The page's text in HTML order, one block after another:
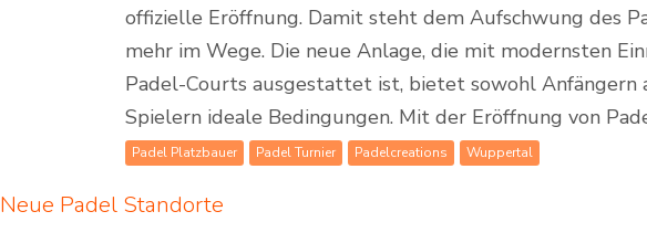
offizielle Eröffnung. Damit steht dem Aufschwung des
mehr im Wege. Die neue Anlage, die mit modernsten
Padel-Courts ausgestattet ist, bietet sowohl Anfängern
Spielern ideale Bedingungen. Mit der Eröffnung von
Padel Platzbauer Padel Turnier Padelcreations Wuppertal
Neue Padel Standorte